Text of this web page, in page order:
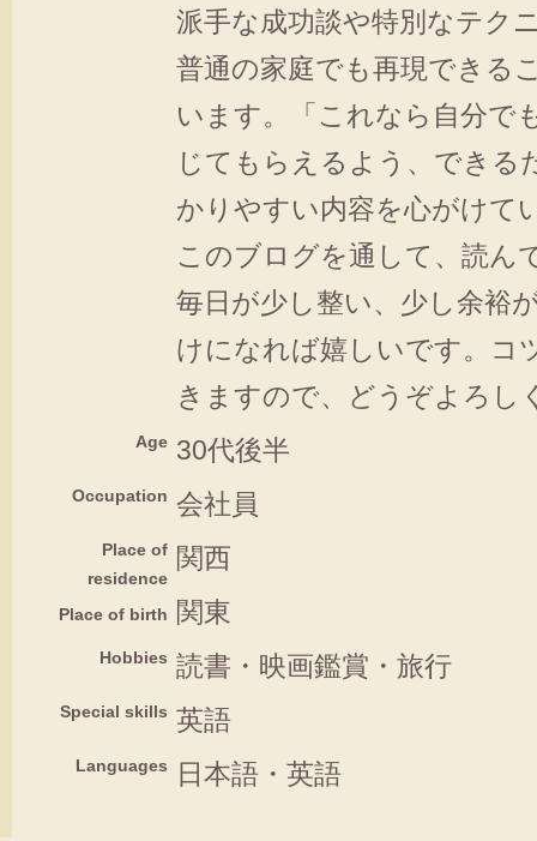
派手な成功談や特別なテク
普通の家庭でも再現できる
います。「これなら自分で
じてもらえるよう、できる
かりやすい内容を心がけて
このブログを通して、読ん
毎日が少し整い、少し余裕
けになれば嬉しいです。コ
きますので、どうぞよろし
Age 30代後半
Occupation 会社員
Place of
residence
関西
Place of birth 関東
Hobbies 読書・映画鑑賞・旅行
Special skills 英語
Languages 日本語・英語